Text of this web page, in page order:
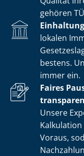
gehören
lokalen
bestens.
immer ein.
Faires
Unsere
Voraus,